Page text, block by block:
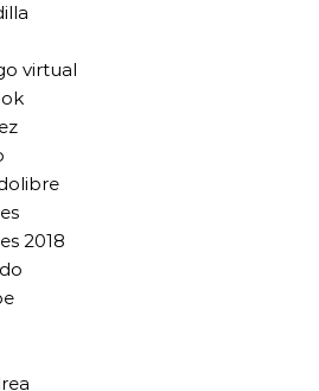
virtual
2018